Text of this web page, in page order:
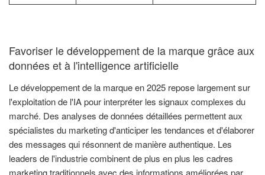
Favoriser le développement de la marque grâce aux
données et à l'intelligence artificielle
Le développement de la marque en 2025 repose largement sur
l'exploitation de l'IA pour interpréter les signaux complexes du
marché. Des analyses de données détaillées permettent aux
spécialistes du marketing d'anticiper les tendances et d'élaborer
des messages qui résonnent de manière authentique. Les
leaders de l'industrie combinent de plus en plus les cadres